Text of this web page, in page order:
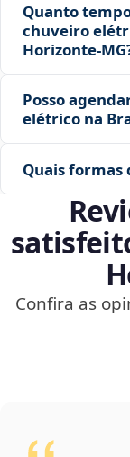
Quanto
chuveiro
Posso
elétrico na
Quais formas
Confira as